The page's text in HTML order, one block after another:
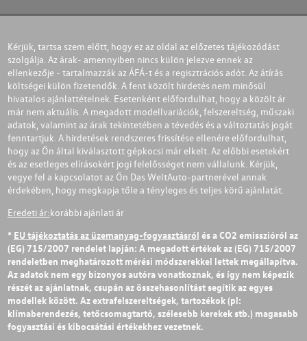
Kérjük, tartsa szem előtt, hogy ez az oldal az előzetes tájékozódást
szolgálja. Az árak- amennyiben nincs külön jelezve ennek az
ellenkezője - tartalmazzák az ÁFÁ-t és a regisztrációs adót. Az átírás
költségei külön fizetendők. A fent közölt hirdetés nem minősül
hivatalos ajánlattételnek. Esetenként előfordulhat, hogy a közölt ár
már nem aktuális. A megadott modellvariációk, felszereltség, műszaki
adatok, valamint az árak tekintetében a tévedés és a változtatás jogát
fenntartjuk. A hirdetések rendszeres frissítése ellenére előfordulhat,
hogy az Ön által kiválasztott gépkocsi már elkelt. Az előbbi esetekért
és az esetleges elírásokért jogi felelősséget nem vállalunk. Kérjük,
vegye fel a kapcsolatot az Ön Das WeltAuto-partnerével annak
érdekében, hogy megkapja tőle a tényleges és teljes körű ajánlatát.
Eredeti ár:korábbi ajánlati ár
* EU tájékoztatás az üzemanyag-fogyasztásról és a CO2 emisszióról az
(EG) 715/2007 rendelet lapján: A megadott értékek az (EG) 715/2007
rendeletben meghatározott mérési módszerekkel lettek megállapítva.
Az adatok nem egy bizonyos autóra vonatkoznak, és így nem képezik
részét az ajánlatnak, csupán az összehasonlítást segítik az egyes
modellek között. Az extrafelszereltségek, tartozékok (pl:
klímaberendezés, tetőcsomagtartó, szélesebb kerekek stb.) magasabb
fogyasztási és kibocsátási értékekhez vezetnek.